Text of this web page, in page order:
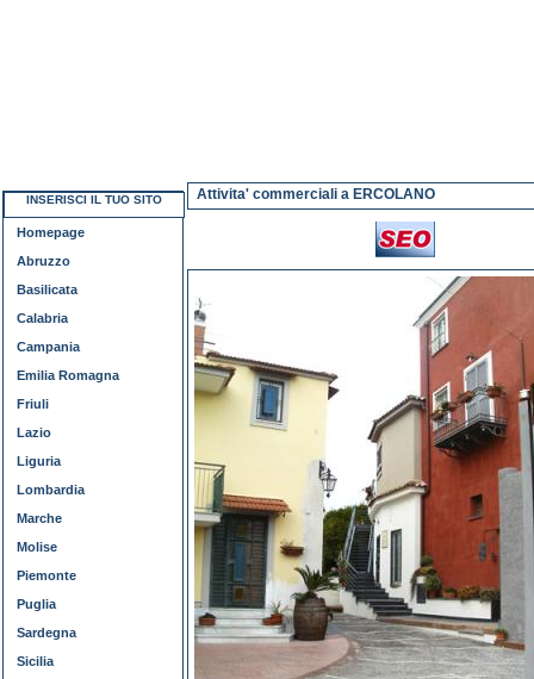
Attivita' commerciali a ERCOLANO
INSERISCI IL TUO SITO
Homepage
Abruzzo
Basilicata
Calabria
Campania
Emilia Romagna
Friuli
Lazio
Liguria
Lombardia
Marche
Molise
Piemonte
Puglia
Sardegna
Sicilia